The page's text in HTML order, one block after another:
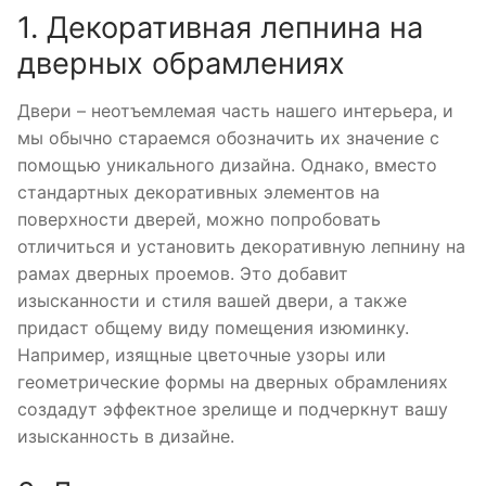
1. Декоративная лепнина на
дверных обрамлениях
Двери – неотъемлемая часть нашего интерьера, и
мы обычно стараемся обозначить их значение с
помощью уникального дизайна. Однако, вместо
стандартных декоративных элементов на
поверхности дверей, можно попробовать
отличиться и установить декоративную лепнину на
рамах дверных проемов. Это добавит
изысканности и стиля вашей двери, а также
придаст общему виду помещения изюминку.
Например, изящные цветочные узоры или
геометрические формы на дверных обрамлениях
создадут эффектное зрелище и подчеркнут вашу
изысканность в дизайне.